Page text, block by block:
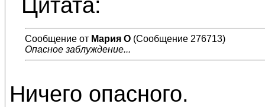
Сообщение от Мария О (Сообщение 276713)
Опасное заблуждение...
Ничего опасного.